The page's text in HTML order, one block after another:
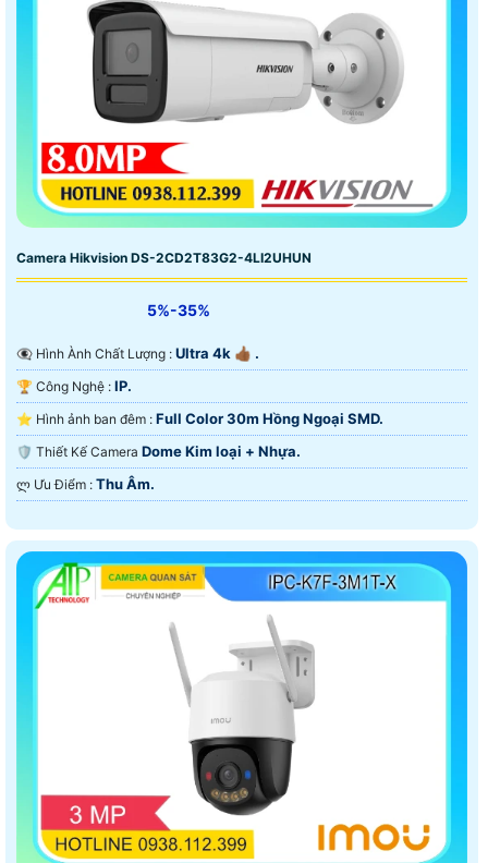
Camera Hikvision DS-2CD2T83G2-4LI2UHUN
5%-35%
👁️‍🗨 Hình Ành Chất Lượng : Ultra 4k 👍🏾 .
🏆 Công Nghệ : IP.
⭐ Hình ảnh ban đêm : Full Color 30m Hồng Ngoại SMD.
🛡 Thiết Kế Camera Dome Kim loại + Nhựa.
️ლ Ưu Điểm : Thu Âm.